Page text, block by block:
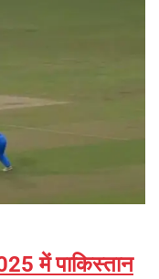
में पाकिस्तान